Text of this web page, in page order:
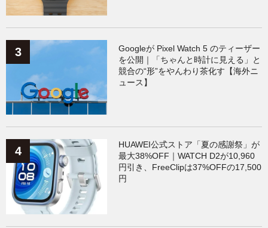
Googleが Pixel Watch 5 のティーザー
を公開｜「ちゃんと時計に見える」と
競合の“形”をやんわり茶化す【海外ニ
ュース】
HUAWEI公式ストア「夏の感謝祭」が
最大38%OFF｜WATCH D2が10,960
円引き、FreeClipは37%OFFの17,500
円